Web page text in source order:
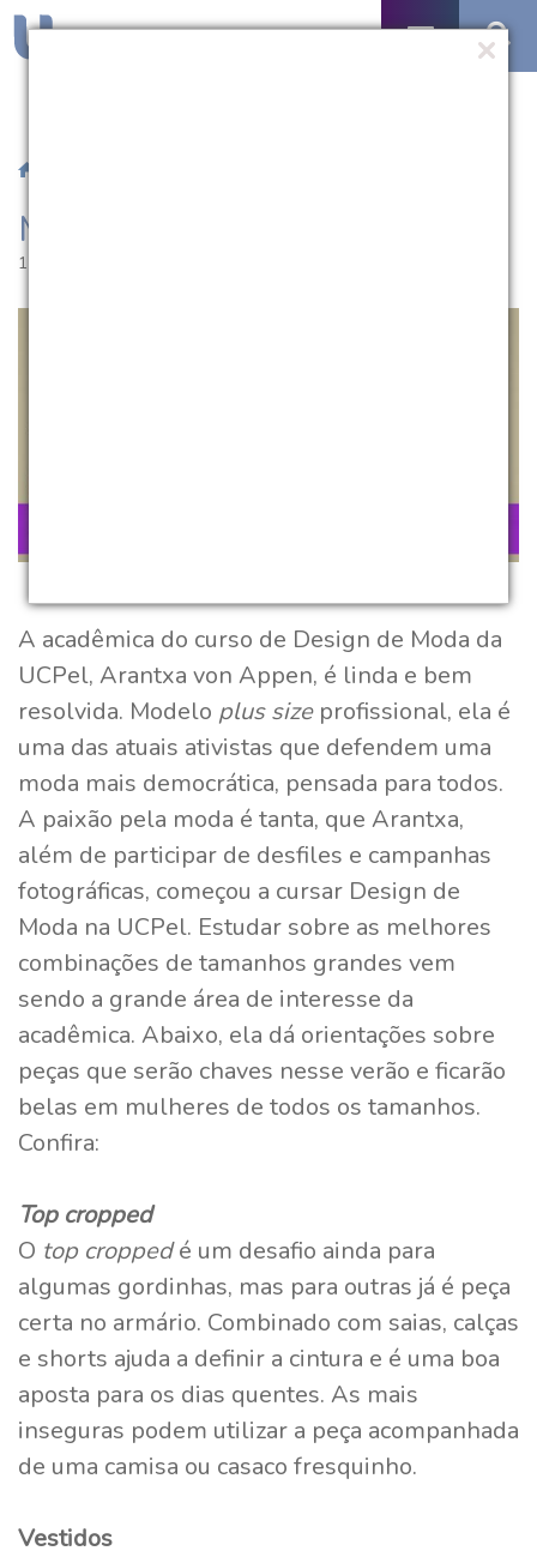
Moda livre para todos
15.03.2016 | 10:41
A acadêmica do curso de Design de Moda da
UCPel, Arantxa von Appen, é linda e bem
resolvida. Modelo plus sizeprofissional, ela é
uma das atuais ativistas que defendem uma
moda mais democrática, pensada para todos.
A paixão pela moda é tanta, que Arantxa,
além de participar de desfiles e campanhas
fotográficas, começou a cursar Design de
Moda na UCPel. Estudar sobre as melhores
combinações de tamanhos grandes vem
sendo a grande área de interesse da
acadêmica. Abaixo, ela dá orientações sobre
peças que serão chaves nesse verão e ficarão
belas em mulheres de todos os tamanhos.
Confira:
Top cropped
O top croppedé um desafio ainda para
algumas gordinhas, mas para outras já é peça
certa no armário. Combinado com saias, calças
e shorts ajuda a definir a cintura e é uma boa
aposta para os dias quentes. As mais
inseguras podem utilizar a peça acompanhada
de uma camisa ou casaco fresquinho.
Vestidos